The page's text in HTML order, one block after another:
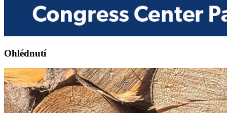
Ohlédnutí